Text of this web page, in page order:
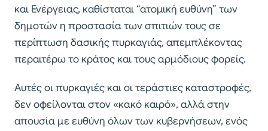
και Ενέργειας, καθίσταται “ατομική ευθύνη” των
δημοτών η προστασία των σπιτιών τους σε
περίπτωση δασικής πυρκαγιάς, απεμπλέκοντας
περαιτέρω το κράτος και τους αρμόδιους φορείς.
Αυτές οι πυρκαγιές και οι τεράστιες καταστροφές,
δεν οφείλονται στον «κακό καιρό», αλλά στην
απουσία με ευθύνη όλων των κυβερνήσεων, ενός